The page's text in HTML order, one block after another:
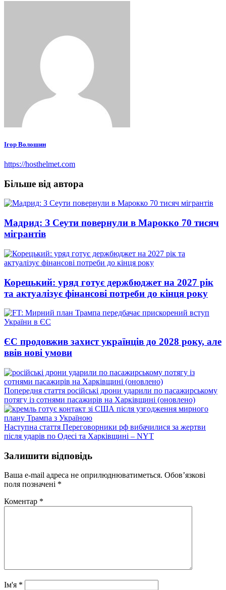
Ігор Волошин
https://hosthelmet.com
Більше від автора
Мадрид: З Сеути повернули в Марокко 70 тисяч
мігрантів
Корецький: уряд готує держбюджет на 2027 рік
та актуалізує фінансові потреби до кінця року
ЄС продовжив захист українців до 2028 року, але
ввів нові умови
Попередня стаття Попередній
запис:
російські дрони ударили по пасажирському
потягу із сотнями пасажирів на Харківщині (оновлено)
Наступна стаття Наступний
запис:
Переговорники рф вибачилися за жертви
після ударів по Одесі та Харківщині – NYT
Залишити відповідь
Ваша e-mail адреса не оприлюднюватиметься. Обов’язкові
поля позначені *
Коментар *
Ім'я *